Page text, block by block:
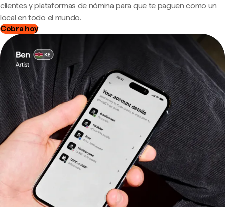
clientes y plataformas de nómina para que te paguen como un
local en todo el mundo.
Cobra hoy